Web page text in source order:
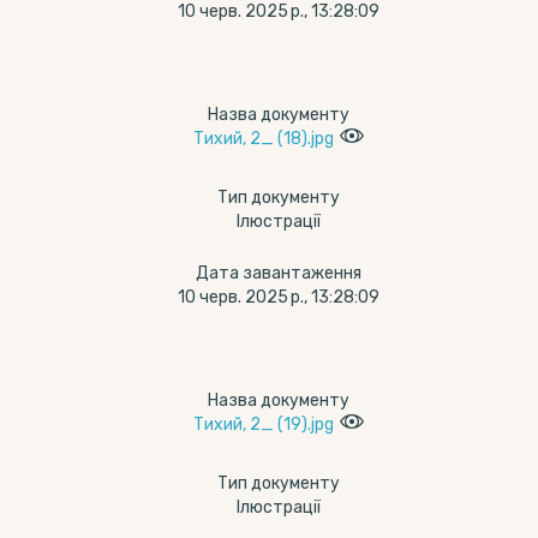
10 черв. 2025 р., 13:28:09
Назва документу
Тихий, 2_ (18).jpg
Тип документу
Ілюстрації
Дата завантаження
10 черв. 2025 р., 13:28:09
Назва документу
Тихий, 2_ (19).jpg
Тип документу
Ілюстрації